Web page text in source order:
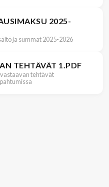
2025-
ja summat 2025-2026
TEHTÄVÄT 1.PDF
tehtävät